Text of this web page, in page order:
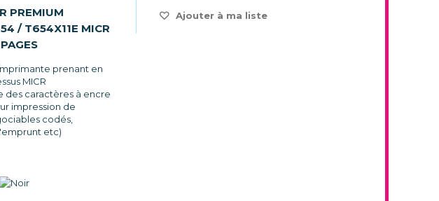
PREMIUM
/ T654X11E MICR
prenant en
MICR
des caractères à encre
impression de
codés,
etc)
Ajouter à ma liste